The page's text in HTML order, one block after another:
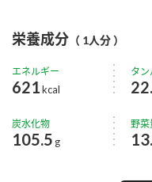
栄養成分 （ 1人分 ）
エネルギー
621kcal
タ
炭水化物
105.5 g
野菜